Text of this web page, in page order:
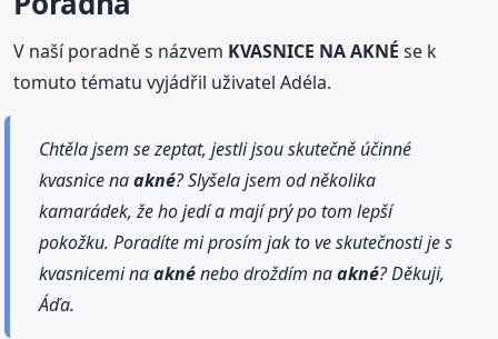
V naší poradně s názvem KVASNICE NA AKNÉ se k
tomuto tématu vyjádřil uživatel Adéla.
Chtěla jsem se zeptat, jestli jsou skutečně účinné
kvasnice naakné? Slyšela jsem od několika
kamarádek, že ho jedí a mají prý po tom lepší
pokožku. Poradíte mi prosím jak to ve skutečnosti je s
kvasnicemi naaknénebo droždím naakné? Děkuji,
Áďa.